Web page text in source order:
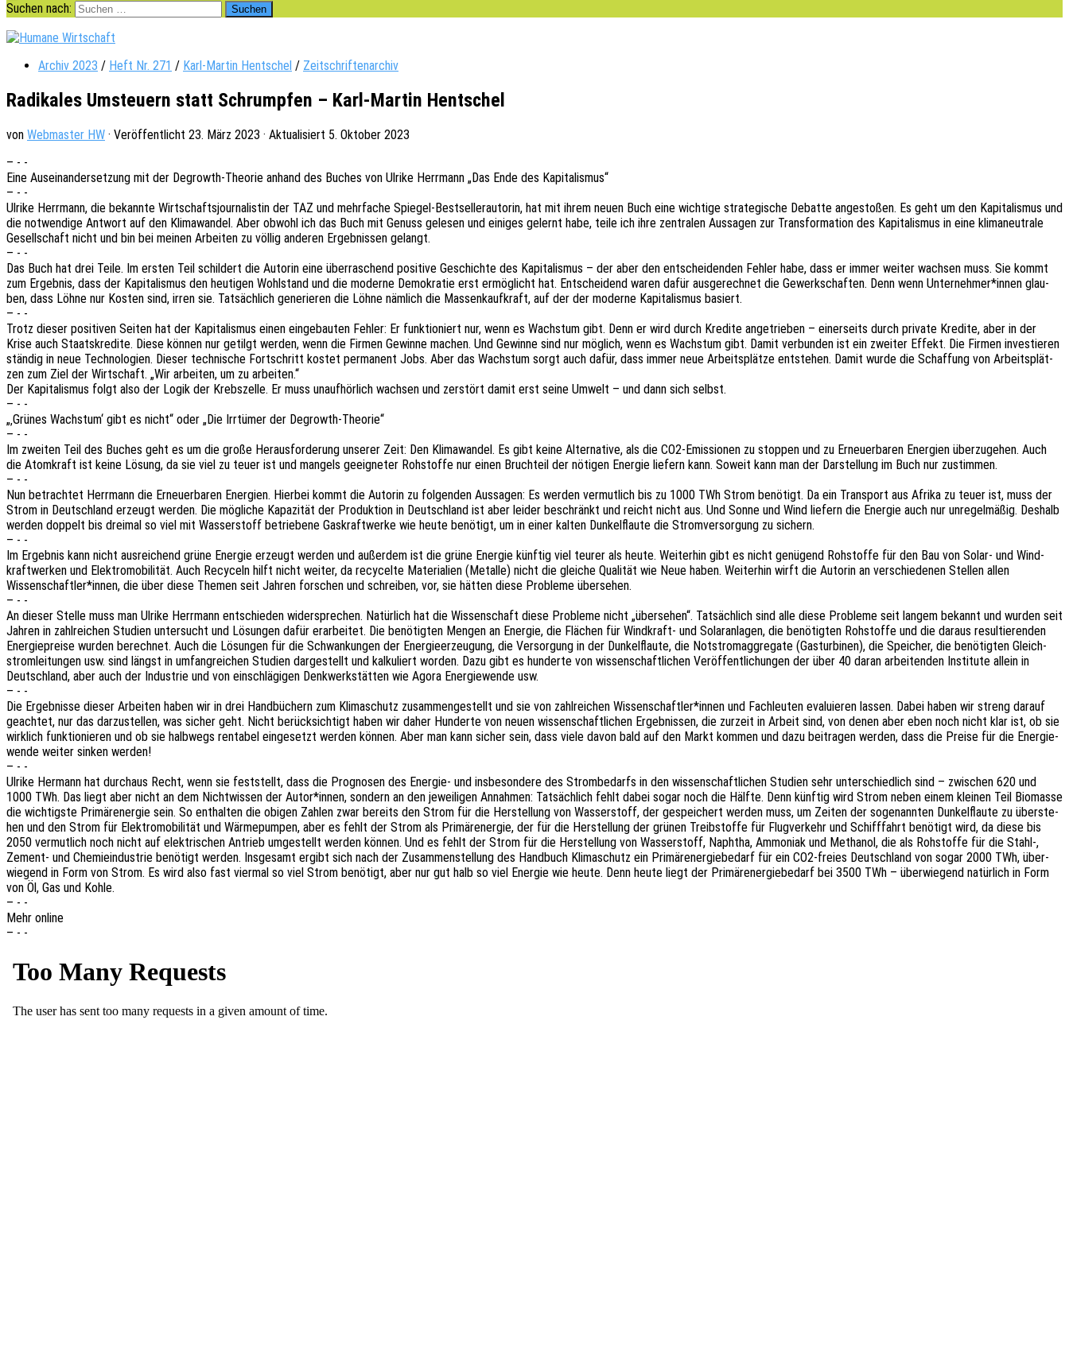
Suchen nach:
Archiv 2023 / Heft Nr. 271 / Karl-Martin Hentschel / Zeitschriftenarchiv
Radikales Umsteuern statt Schrumpfen – Karl-Martin Hentschel
von Webmaster HW · Veröffentlicht 23. März 2023 · Aktualisiert 5. Oktober 2023
– - -
Eine Ausein­an­der­set­zung mit der Degrowth-Theo­rie anhand des Buches von Ulrike Herr­mann „Das Ende des Kapitalismus“
– - -
Ulrike Herr­mann, die bekann­te Wirt­schafts­jour­na­lis­tin der TAZ und mehr­fa­che Spie­gel-Best­sel­ler­au­torin, hat mit ihrem neuen Buch eine wich­ti­ge stra­te­gi­sche Debat­te ange­sto­ßen. Es geht um den Kapi­ta­lis­mus und
die notwen­di­ge Antwort auf den Klima­wan­del. Aber obwohl ich das Buch mit Genuss gele­sen und eini­ges gelernt habe, teile ich ihre zentra­len Aussa­gen zur Trans­for­ma­ti­on des Kapi­ta­lis­mus in eine klima­neu­tra­le
Gesell­schaft nicht und bin bei meinen Arbei­ten zu völlig ande­ren Ergeb­nis­sen gelangt.
– - -
Das Buch hat drei Teile. Im ersten Teil schil­dert die Autorin eine über­ra­schend posi­ti­ve Geschich­te des Kapi­ta­lis­mus – der aber den entschei­den­den Fehler habe, dass er immer weiter wach­sen muss. Sie kommt
zum Ergeb­nis, dass der Kapi­ta­lis­mus den heuti­gen Wohl­stand und die moder­ne Demo­kra­tie erst ermög­licht hat. Entschei­dend waren dafür ausge­rech­net die Gewerk­schaf­ten. Denn wenn Unternehmer*innen glau­
ben, dass Löhne nur Kosten sind, irren sie. Tatsäch­lich gene­rie­ren die Löhne nämlich die Massen­kauf­kraft, auf der der moder­ne Kapi­ta­lis­mus basiert.
– - -
Trotz dieser posi­ti­ven Seiten hat der Kapi­ta­lis­mus einen einge­bau­ten Fehler: Er funk­tio­niert nur, wenn es Wachs­tum gibt. Denn er wird durch Kredi­te ange­trie­ben – einer­seits durch priva­te Kredi­te, aber in der
Krise auch Staats­kre­di­te. Diese können nur getilgt werden, wenn die Firmen Gewin­ne machen. Und Gewin­ne sind nur möglich, wenn es Wachs­tum gibt. Damit verbun­den ist ein zwei­ter Effekt. Die Firmen inves­tie­ren
stän­dig in neue Tech­no­lo­gien. Dieser tech­ni­sche Fort­schritt kostet perma­nent Jobs. Aber das Wachs­tum sorgt auch dafür, dass immer neue Arbeits­plät­ze entste­hen. Damit wurde die Schaf­fung von Arbeits­plät­
zen zum Ziel der Wirt­schaft. „Wir arbei­ten, um zu arbeiten.“
Der Kapi­ta­lis­mus folgt also der Logik der Krebs­zel­le. Er muss unauf­hör­lich wach­sen und zerstört damit erst seine Umwelt – und dann sich selbst.
– - -
„‚Grünes Wachs­tum‘ gibt es nicht“ oder „Die Irrtü­mer der Degrowth-Theorie“
– - -
Im zwei­ten Teil des Buches geht es um die große Heraus­for­de­rung unse­rer Zeit: Den Klima­wan­del. Es gibt keine Alter­na­ti­ve, als die CO2-Emis­sio­nen zu stop­pen und zu Erneu­er­ba­ren Ener­gien über­zu­ge­hen. Auch
die Atom­kraft ist keine Lösung, da sie viel zu teuer ist und mangels geeig­ne­ter Rohstof­fe nur einen Bruch­teil der nöti­gen Ener­gie liefern kann. Soweit kann man der Darstel­lung im Buch nur zustimmen.
– - -
Nun betrach­tet Herr­mann die Erneu­er­ba­ren Ener­gien. Hier­bei kommt die Autorin zu folgen­den Aussa­gen: Es werden vermut­lich bis zu 1000 TWh Strom benö­tigt. Da ein Trans­port aus Afrika zu teuer ist, muss der
Strom in Deutsch­land erzeugt werden. Die mögli­che Kapa­zi­tät der Produk­ti­on in Deutsch­land ist aber leider beschränkt und reicht nicht aus. Und Sonne und Wind liefern die Ener­gie auch nur unre­gel­mä­ßig. Deshalb
werden doppelt bis drei­mal so viel mit Wasser­stoff betrie­be­ne Gaskraft­wer­ke wie heute benö­tigt, um in einer kalten Dunkel­flau­te die Strom­ver­sor­gung zu sichern.
– - -
Im Ergeb­nis kann nicht ausrei­chend grüne Ener­gie erzeugt werden und außer­dem ist die grüne Ener­gie künf­tig viel teurer als heute. Weiter­hin gibt es nicht genü­gend Rohstof­fe für den Bau von Solar- und Wind­
kraft­wer­ken und Elek­tro­mo­bi­li­tät. Auch Recy­celn hilft nicht weiter, da recy­cel­te Mate­ria­li­en (Metal­le) nicht die glei­che Quali­tät wie Neue haben. Weiter­hin wirft die Autorin an verschie­de­nen Stel­len allen
Wissenschaftler*innen, die über diese Themen seit Jahren forschen und schrei­ben, vor, sie hätten diese Proble­me übersehen.
– - -
An dieser Stelle muss man Ulrike Herr­mann entschie­den wider­spre­chen. Natür­lich hat die Wissen­schaft diese Proble­me nicht „über­se­hen“. Tatsäch­lich sind alle diese Proble­me seit langem bekannt und wurden seit
Jahren in zahl­rei­chen Studi­en unter­sucht und Lösun­gen dafür erar­bei­tet. Die benö­tig­ten Mengen an Ener­gie, die Flächen für Wind­kraft- und Solar­an­la­gen, die benö­tig­ten Rohstof­fe und die daraus resul­tie­ren­den
Ener­gie­prei­se wurden berech­net. Auch die Lösun­gen für die Schwan­kun­gen der Ener­gie­er­zeu­gung, die Versor­gung in der Dunkel­flau­te, die Notstrom­ag­gre­ga­te (Gastur­bi­nen), die Spei­cher, die benö­tig­ten Gleich­
strom­lei­tun­gen usw. sind längst in umfang­rei­chen Studi­en darge­stellt und kalku­liert worden. Dazu gibt es hunder­te von wissen­schaft­li­chen Veröf­fent­li­chun­gen der über 40 daran arbei­ten­den Insti­tu­te allein in
Deutsch­land, aber auch der Indus­trie und von einschlä­gi­gen Denk­werk­stät­ten wie Agora Ener­gie­wen­de usw.
– - -
Die Ergeb­nis­se dieser Arbei­ten haben wir in drei Hand­bü­chern zum Klima­schutz zusam­men­ge­stellt und sie von zahl­rei­chen Wissenschaftler*innen und Fach­leu­ten evalu­ie­ren lassen. Dabei haben wir streng darauf
geach­tet, nur das darzu­stel­len, was sicher geht. Nicht berück­sich­tigt haben wir daher Hunder­te von neuen wissen­schaft­li­chen Ergeb­nis­sen, die zurzeit in Arbeit sind, von denen aber eben noch nicht klar ist, ob sie
wirk­lich funk­tio­nie­ren und ob sie halb­wegs renta­bel einge­setzt werden können. Aber man kann sicher sein, dass viele davon bald auf den Markt kommen und dazu beitra­gen werden, dass die Preise für die Ener­gie­
wen­de weiter sinken werden!
– - -
Ulrike Hermann hat durch­aus Recht, wenn sie fest­stellt, dass die Progno­sen des Ener­gie- und insbe­son­de­re des Strom­be­darfs in den wissen­schaft­li­chen Studi­en sehr unter­schied­lich sind – zwischen 620 und
1000 TWh. Das liegt aber nicht an dem Nicht­wis­sen der Autor*innen, sondern an den jewei­li­gen Annah­men: Tatsäch­lich fehlt dabei sogar noch die Hälfte. Denn künf­tig wird Strom neben einem klei­nen Teil Biomas­se
die wich­tigs­te Primär­ener­gie sein. So enthal­ten die obigen Zahlen zwar bereits den Strom für die Herstel­lung von Wasser­stoff, der gespei­chert werden muss, um Zeiten der soge­nann­ten Dunkel­flau­te zu über­ste­
hen und den Strom für Elek­tro­mo­bi­li­tät und Wärme­pum­pen, aber es fehlt der Strom als Primär­ener­gie, der für die Herstel­lung der grünen Treib­stof­fe für Flug­ver­kehr und Schiff­fahrt benö­tigt wird, da diese bis
2050 vermut­lich noch nicht auf elek­tri­schen Antrieb umge­stellt werden können. Und es fehlt der Strom für die Herstel­lung von Wasser­stoff, Naph­tha, Ammo­ni­ak und Metha­nol, die als Rohstof­fe für die Stahl‑,
Zement- und Chemie­in­dus­trie benö­tigt werden. Insge­samt ergibt sich nach der Zusam­men­stel­lung des Hand­buch Klima­schutz ein Primär­ener­gie­be­darf für ein CO2-freies Deutsch­land von sogar 2000 TWh, über­
wie­gend in Form von Strom. Es wird also fast vier­mal so viel Strom benö­tigt, aber nur gut halb so viel Ener­gie wie heute. Denn heute liegt der Primär­ener­gie­be­darf bei 3500 TWh – über­wie­gend natür­lich in Form
von Öl, Gas und Kohle.
– - -
Mehr online
– - -